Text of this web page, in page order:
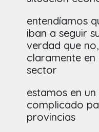
entendíamos
iban a seguir
verdad que
claramente en
sector
estamos en
complicado
provincias